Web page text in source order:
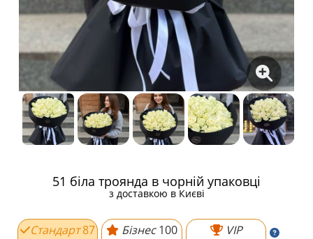
51 біла троянда в чорній упаковці
з доставкою в Києві
Стандарт 87
Бізнес 100
VIP